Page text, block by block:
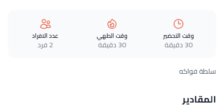
وقت التحضير
30 دقيقة
وقت الطهي
30 دقيقة
عدد الافراد
2 فرد
سلطة فواكه
المقادير